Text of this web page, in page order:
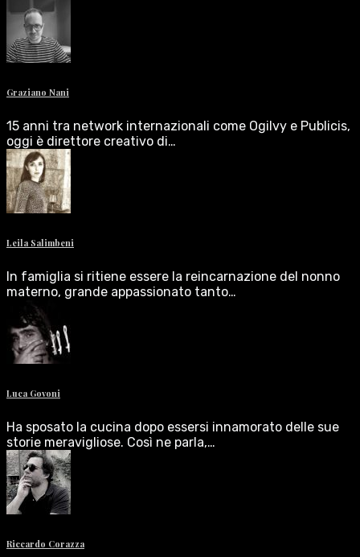
Graziano Nani
15 anni tra network internazionali come Ogilvy e Publicis,
oggi è direttore creativo di…
Leila Salimbeni
In famiglia si ritiene essere la reincarnazione del nonno
materno, grande appassionato tanto…
Luca Govoni
Ha sposato la cucina dopo essersi innamorato delle sue
storie meravigliose. Così ne parla,…
Riccardo Corazza